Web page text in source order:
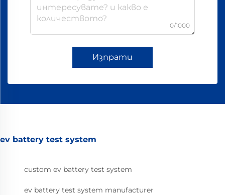
0/1000
Изпрати
ev battery test system
custom ev battery test system
ev battery test system manufacturer